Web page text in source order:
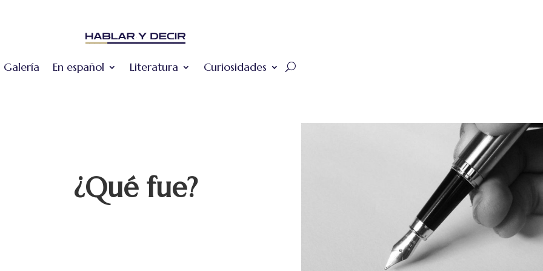
Galería En español Literatura Curiosidades
¿Qué fue?